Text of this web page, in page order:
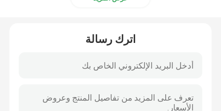
القش المستخدم مرة واحدة من الخيزران
غطاء جرة الخيزران
شعلة من الخيزران الطبيعي
اترك رسالة